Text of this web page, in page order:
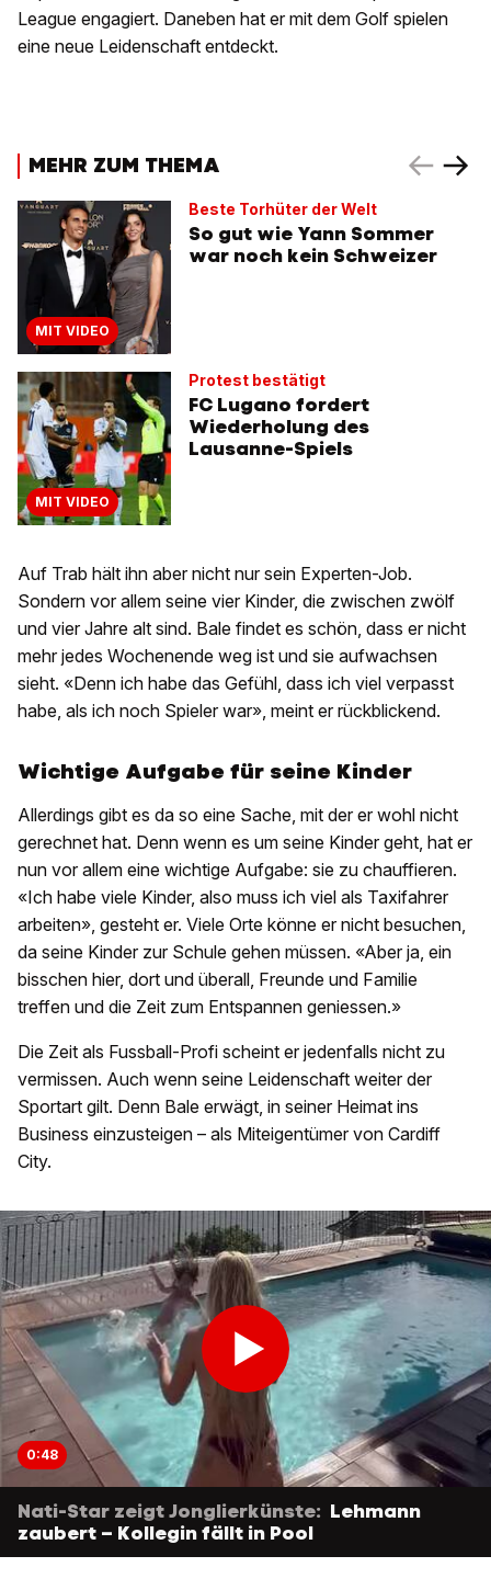
League engagiert. Daneben hat er mit dem Golf spielen
eine neue Leidenschaft entdeckt.
MEHR ZUM THEMA
MIT VIDEO
Beste Torhüter der Welt
So gut wie Yann Sommer
war noch kein Schweizer
MIT VIDEO
Protest bestätigt
FC Lugano fordert
Wiederholung des
Lausanne-Spiels
Auf Trab hält ihn aber nicht nur sein Experten-Job.
Sondern vor allem seine vier Kinder, die zwischen zwölf
und vier Jahre alt sind. Bale findet es schön, dass er nicht
mehr jedes Wochenende weg ist und sie aufwachsen
sieht. «Denn ich habe das Gefühl, dass ich viel verpasst
habe, als ich noch Spieler war», meint er rückblickend.
Wichtige Aufgabe für seine Kinder
Allerdings gibt es da so eine Sache, mit der er wohl nicht
gerechnet hat. Denn wenn es um seine Kinder geht, hat er
nun vor allem eine wichtige Aufgabe: sie zu chauffieren.
«Ich habe viele Kinder, also muss ich viel als Taxifahrer
arbeiten», gesteht er. Viele Orte könne er nicht besuchen,
da seine Kinder zur Schule gehen müssen. «Aber ja, ein
bisschen hier, dort und überall, Freunde und Familie
treffen und die Zeit zum Entspannen geniessen.»
Die Zeit als Fussball-Profi scheint er jedenfalls nicht zu
vermissen. Auch wenn seine Leidenschaft weiter der
Sportart gilt. Denn Bale erwägt, in seiner Heimat ins
Business einzusteigen – als Miteigentümer von Cardiff
City.
0:48
Nati-Star zeigt Jonglierkünste: Lehmann
zaubert – Kollegin fällt in Pool